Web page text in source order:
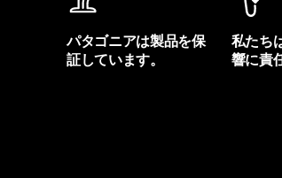
パタゴニアは製品を保
証しています。
私たち
響に責